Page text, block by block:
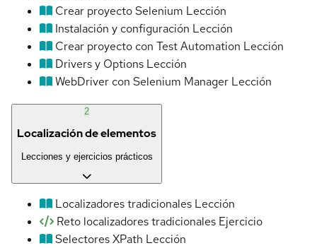
Crear proyecto Selenium Lección
Instalación y configuración Lección
Crear proyecto con Test Automation Lección
Drivers y Options Lección
WebDriver con Selenium Manager Lección
2
Localización de elementos
Lecciones y ejercicios prácticos
Localizadores tradicionales Lección
Reto localizadores tradicionales Ejercicio
Selectores XPath Lección